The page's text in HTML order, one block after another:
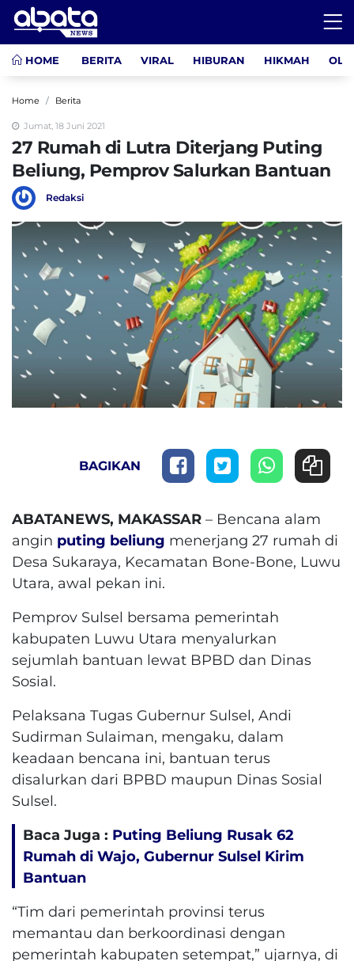
HOME BERITA VIRAL HIBURAN HIKMAH
Home Berita
Jumat, 18 Juni 2021
27 Rumah di Lutra Diterjang Puting
Beliung, Pemprov Salurkan Bantuan
Redaksi
BAGIKAN
ABATANEWS, MAKASSAR – Bencana alam
angin puting beliung menerjang 27 rumah di
Desa Sukaraya, Kecamatan Bone-Bone, Luwu
Utara, awal pekan ini.
Pemprov Sulsel bersama pemerintah
kabupaten Luwu Utara menyalurkan
sejumlah bantuan lewat BPBD dan Dinas
Sosial.
Pelaksana Tugas Gubernur Sulsel, Andi
Sudirman Sulaiman, mengaku, dalam
keadaan bencana ini, bantuan terus
disalurkan dari BPBD maupun Dinas Sosial
Sulsel.
Baca Juga : Puting Beliung Rusak 62
Rumah di Wajo, Gubernur Sulsel Kirim
Bantuan
“Tim dari pemerintah provinsi terus
memantau dan berkoordinasi dengan
pemerintah kabupaten setempat,” ujarnya, di